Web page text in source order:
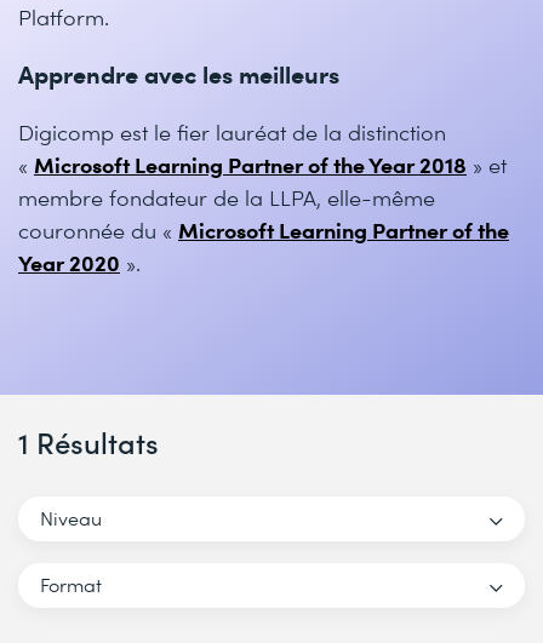
Platform.
Apprendre avec les meilleurs
Digicomp est le fier lauréat de la distinction
« Microsoft Learning Partner of the Year 2018 » et
membre fondateur de la LLPA, elle-même
couronnée du « Microsoft Learning Partner of the
Year 2020 ».
1 Résultats
Niveau
Format